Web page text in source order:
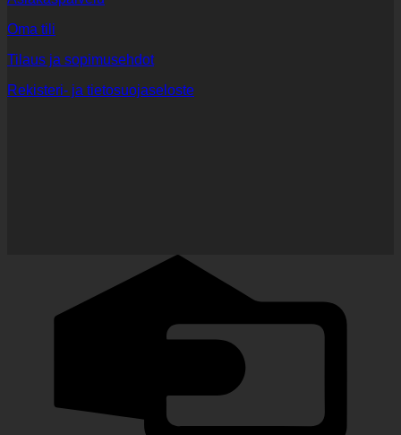
Oma tili
Tilaus ja sopimusehdot
Rekisteri- ja tietosuojaseloste